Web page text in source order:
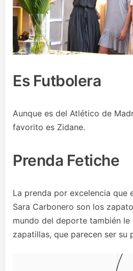
Es Futbolera
Aunque es del Atlético de
favorito es Zidane.
Prenda Fetiche
La prenda por excelencia que
Sara Carbonero son los
mundo del deporte también le
zapatillas, que parecen ser su